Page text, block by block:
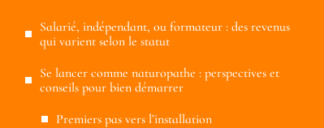
Salarié, indépendant, ou formateur : des revenus
qui varient selon le statut
Se lancer comme naturopathe : perspectives et
conseils pour bien démarrer
Premiers pas vers l’installation